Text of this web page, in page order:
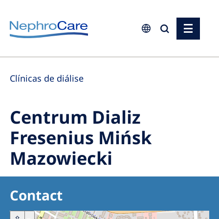
Europe
Czech Republic
Germany
Israel
Italy
Poland
Portugal
Clínicas de diálise
Centrum Dializ
Fresenius Mińsk
Mazowiecki
Contact